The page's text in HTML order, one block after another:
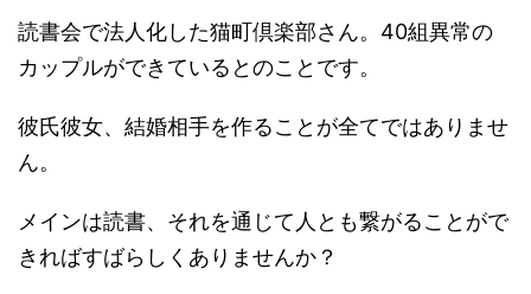
読書会で法人化した猫町倶楽部さん。40組異常の
カップルができているとのことです。
彼氏彼女、結婚相手を作ることが全てではありませ
ん。
メインは読書、それを通じて人とも繋がることがで
きればすばらしくありませんか？